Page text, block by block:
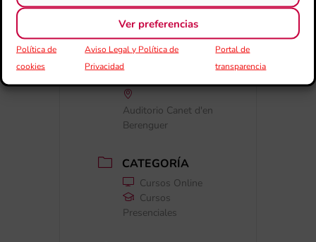
Ver preferencias
Política de
cookies
Aviso Legal y Política de
Privacidad
Portal de
transparencia
HORA
00:00 - 00:00
Auditorio Canet d'en
Berenguer
CATEGORÍA
Cursos Online
Cursos
Presenciales